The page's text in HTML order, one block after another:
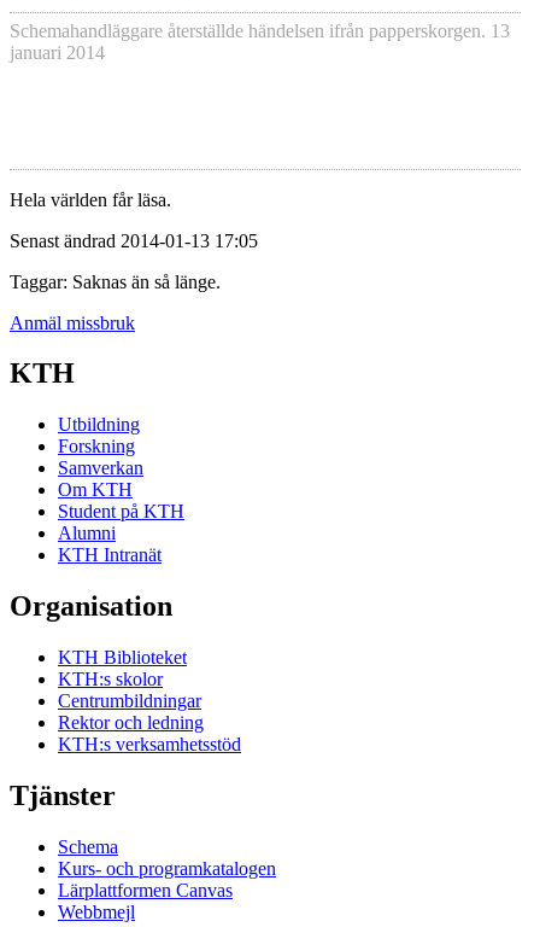
Schemahandläggare återställde händelsen ifrån papperskorgen. 13
januari 2014
Hela världen får läsa.
Senast ändrad 2014-01-13 17:05
Taggar: Saknas än så länge.
Anmäl missbruk
KTH
Utbildning
Forskning
Samverkan
Om KTH
Student på KTH
Alumni
KTH Intranät
Organisation
KTH Biblioteket
KTH:s skolor
Centrumbildningar
Rektor och ledning
KTH:s verksamhetsstöd
Tjänster
Schema
Kurs- och programkatalogen
Lärplattformen Canvas
Webbmejl